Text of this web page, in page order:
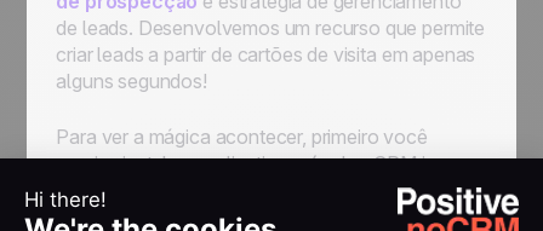
de leads. Desenvolvemos um recurso que permite
criar leads a partir de cartões de visita em apenas
alguns segundos!
Para ver a mágica acontecer, primeiro você
precisa instalar o aplicativo móvel noCRM.io na
App Store (iPhone)
Google Play
(dispositivos Android)